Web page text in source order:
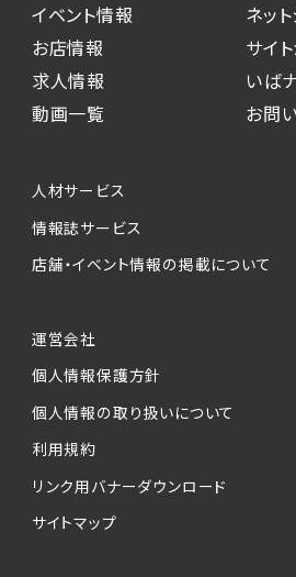
イベント情報
お店情報
求人情報
動画一覧
ネッ
サイ
いば
お問
人材サービス
情報誌サービス
店舗・イベント情報の掲載について
運営会社
個人情報保護方針
個人情報の取り扱いについて
利用規約
リンク用バナーダウンロード
サイトマップ